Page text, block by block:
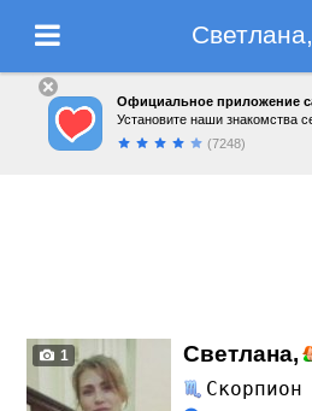
Официальное приложение
Установите наши знакомства
(7248)
1 Светлана,
Скорпион